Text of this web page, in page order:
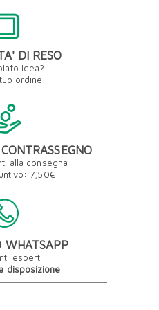
DI RESO
idea?
ordine
alla consegna
7,50€
WHATSAPP
esperti
disposizione